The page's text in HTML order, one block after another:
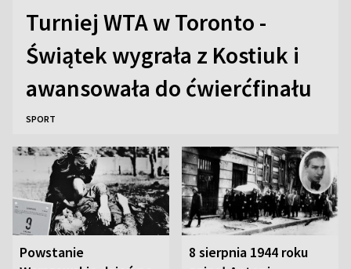
Turniej WTA w Toronto -
Świątek wygrała z Kostiuk i
awansowała do ćwierćfinału
SPORT
Powstanie
8 sierpnia 1944 roku